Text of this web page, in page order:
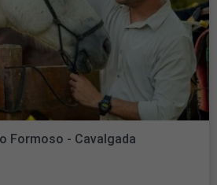
Formoso - Cavalgada